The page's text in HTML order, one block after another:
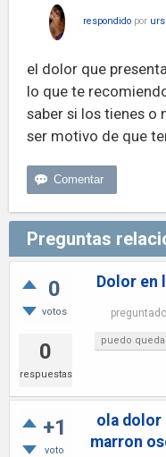
respondido por
el dolor que
lo que te
saber si los tienes o
ser motivo de que
Preguntas
0
votos
0
respuestas
Dolor en
preguntado
puedo
+1
voto
ola dolor
marron